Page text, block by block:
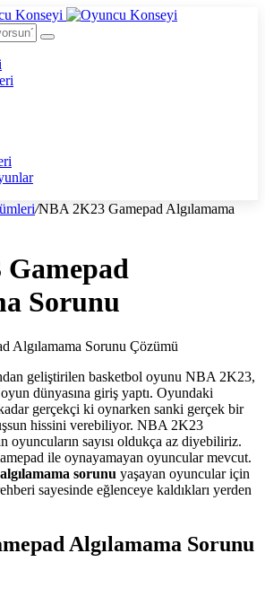
/NBA 2K23 Gamepad Algılamama
Sorunu
geliştirilen basketbol oyunu NBA 2K23,
dünyasına giriş yaptı. Oyundaki
gerçekçi ki oynarken sanki gerçek bir
hissini verebiliyor. NBA 2K23
oyuncuların sayısı oldukça az diyebiliriz.
ile oynayamayan oyuncular mevcut.
sorunu yaşayan oyuncular için
sayesinde eğlenceye kaldıkları yerden
Algılamama Sorunu